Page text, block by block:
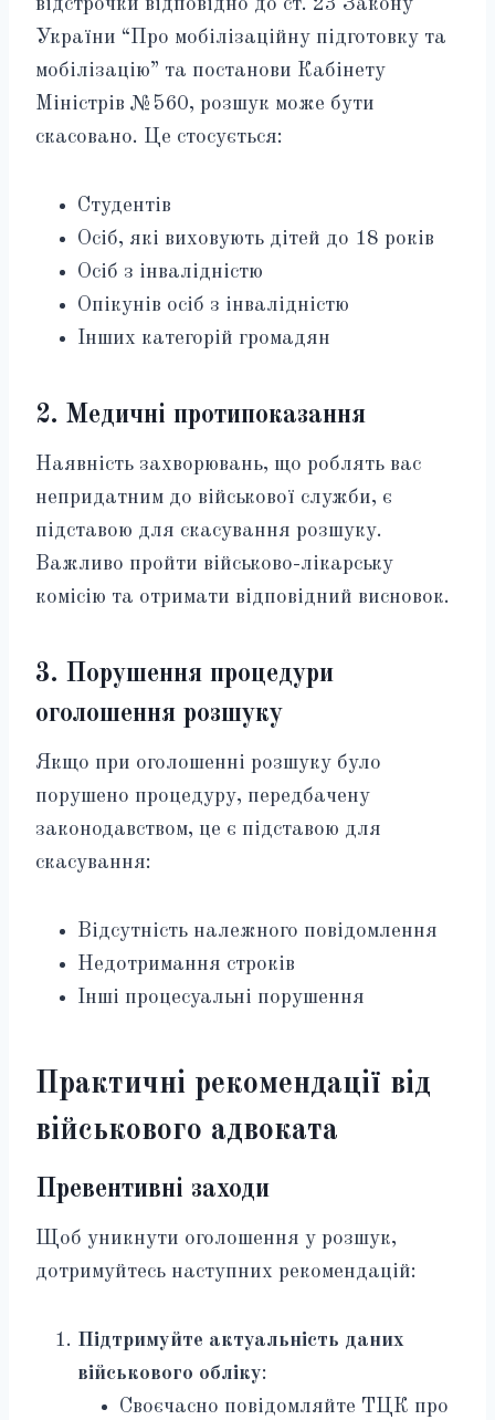
відстрочки відповідно до ст. 23 Закону
України “Про мобілізаційну підготовку та
мобілізацію” та постанови Кабінету
Міністрів №560, розшук може бути
скасовано. Це стосується:
Студентів
Осіб, які виховують дітей до 18 років
Осіб з інвалідністю
Опікунів осіб з інвалідністю
Інших категорій громадян
2. Медичні протипоказання
Наявність захворювань, що роблять вас
непридатним до військової служби, є
підставою для скасування розшуку.
Важливо пройти військово-лікарську
комісію та отримати відповідний висновок.
3. Порушення процедури
оголошення розшуку
Якщо при оголошенні розшуку було
порушено процедуру, передбачену
законодавством, це є підставою для
скасування:
Відсутність належного повідомлення
Недотримання строків
Інші процесуальні порушення
Практичні рекомендації від
військового адвоката
Превентивні заходи
Щоб уникнути оголошення у розшук,
дотримуйтесь наступних рекомендацій:
Підтримуйте актуальність даних
військового обліку:
Своєчасно повідомляйте ТЦК про